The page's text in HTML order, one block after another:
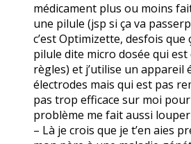
médicament plus ou moins
une pilule (jsp si ça va
c’est Optimizette, desfois que
pilule dite micro dosée qui
règles) et j’utilise un appareil
électrodes mais qui est pas
pas trop efficace sur moi pour
problème me fait aussi
– Là je crois que je t’en aies